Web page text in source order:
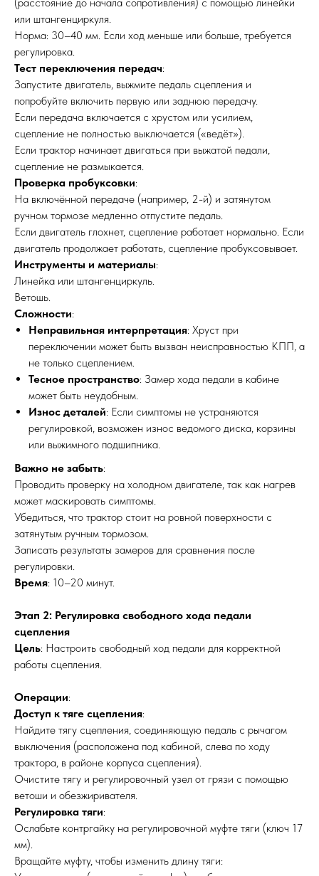
или штангенциркуля.
Норма: 30–40 мм. Если ход меньше или больше, требуется
регулировка.
Тест переключения передач:
Запустите двигатель, выжмите педаль сцепления и
попробуйте включить первую или заднюю передачу.
Если передача включается с хрустом или усилием,
сцепление не полностью выключается («ведёт»).
Если трактор начинает двигаться при выжатой педали,
сцепление не размыкается.
Проверка пробуксовки:
На включённой передаче (например, 2-й) и затянутом
ручном тормозе медленно отпустите педаль.
Если двигатель глохнет, сцепление работает нормально. Если
двигатель продолжает работать, сцепление пробуксовывает.
Инструменты и материалы:
Линейка или штангенциркуль.
Ветошь.
Сложности:
Неправильная интерпретация: Хруст при
переключении может быть вызван неисправностью КПП, а
не только сцеплением.
Тесное пространство: Замер хода педали в кабине
может быть неудобным.
Износ деталей: Если симптомы не устраняются
регулировкой, возможен износ ведомого диска, корзины
или выжимного подшипника.
Важно не забыть:
Проводить проверку на холодном двигателе, так как нагрев
может маскировать симптомы.
Убедиться, что трактор стоит на ровной поверхности с
затянутым ручным тормозом.
Записать результаты замеров для сравнения после
регулировки.
Время: 10–20 минут.
Этап 2: Регулировка свободного хода педали
сцепления
Цель: Настроить свободный ход педали для корректной
работы сцепления.
Операции:
Доступ к тяге сцепления:
Найдите тягу сцепления, соединяющую педаль с рычагом
выключения (расположена под кабиной, слева по ходу
трактора, в районе корпуса сцепления).
Очистите тягу и регулировочный узел от грязи с помощью
ветоши и обезжиривателя.
Регулировка тяги:
Ослабьте контргайку на регулировочной муфте тяги (ключ 17
мм).
Вращайте муфту, чтобы изменить длину тяги:
ВЫЕЗД
МЕХАНИКА